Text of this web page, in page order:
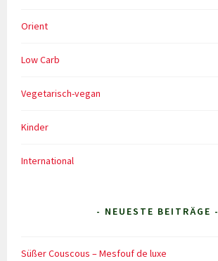
Orient
Low Carb
Vegetarisch-vegan
Kinder
International
- NEUESTE BEITRÄGE -
Süßer Couscous – Mesfouf de luxe